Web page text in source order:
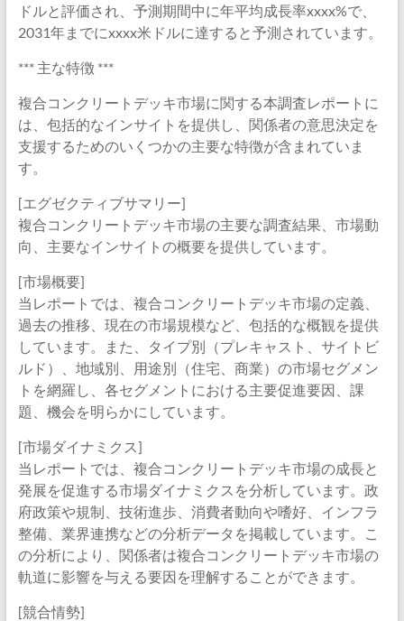
ドルと評価され、予測期間中に年平均成長率xxxx%で、
2031年までにxxxx米ドルに達すると予測されています。
*** 主な特徴 ***
複合コンクリートデッキ市場に関する本調査レポートに
は、包括的なインサイトを提供し、関係者の意思決定を
支援するためのいくつかの主要な特徴が含まれていま
す。
[エグゼクティブサマリー]
複合コンクリートデッキ市場の主要な調査結果、市場動
向、主要なインサイトの概要を提供しています。
[市場概要]
当レポートでは、複合コンクリートデッキ市場の定義、
過去の推移、現在の市場規模など、包括的な概観を提供
しています。また、タイプ別（プレキャスト、サイトビ
ルド）、地域別、用途別（住宅、商業）の市場セグメン
トを網羅し、各セグメントにおける主要促進要因、課
題、機会を明らかにしています。
[市場ダイナミクス]
当レポートでは、複合コンクリートデッキ市場の成長と
発展を促進する市場ダイナミクスを分析しています。政
府政策や規制、技術進歩、消費者動向や嗜好、インフラ
整備、業界連携などの分析データを掲載しています。こ
の分析により、関係者は複合コンクリートデッキ市場の
軌道に影響を与える要因を理解することができます。
[競合情勢]